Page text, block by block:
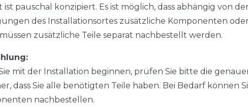
ist pauschal konzipiert. Es ist möglich, dass abhängig von
des Installationsortes zusätzliche Komponenten
zusätzliche Teile separat nachbestellt werden.
mit der Installation beginnen, prüfen Sie bitte die
dass Sie alle benötigten Teile haben. Bei Bedarf können
nachbestellen.